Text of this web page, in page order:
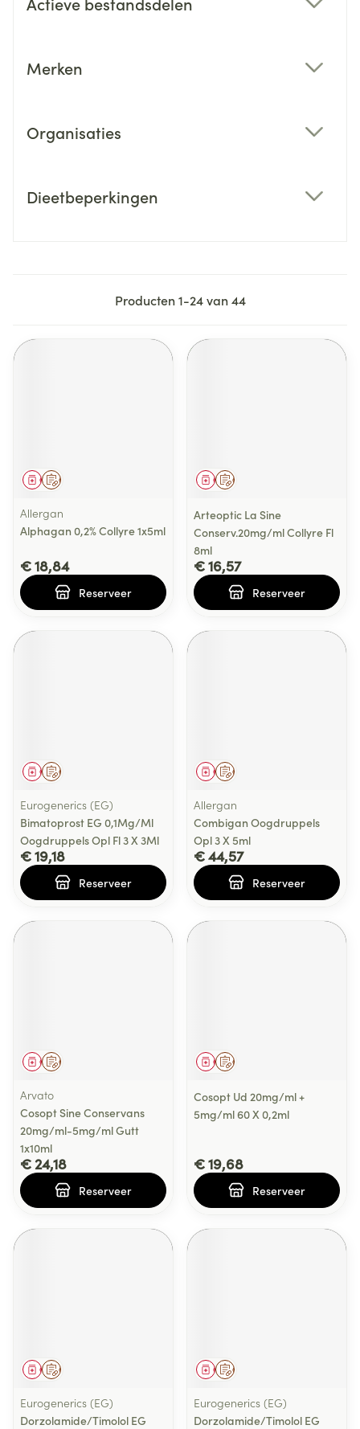
Merken
Organisaties
Dieetbeperkingen
Producten1-24van44
Op voorschrift
Geneesmiddel
Allergan
Alphagan 0,2% Collyre 1x5ml
€ 18,84
Reserveer
Op voorschrift
Geneesmiddel
Arteoptic La Sine
Conserv.20mg/ml Collyre Fl
8ml
€ 16,57
Reserveer
Op voorschrift
Geneesmiddel
Eurogenerics (EG)
Bimatoprost EG 0,1Mg/Ml
Oogdruppels Opl Fl 3 X 3Ml
€ 19,18
Reserveer
Op voorschrift
Geneesmiddel
Allergan
Combigan Oogdruppels
Opl 3 X 5ml
€ 44,57
Reserveer
Op voorschrift
Geneesmiddel
Arvato
Cosopt Sine Conservans
20mg/ml-5mg/ml Gutt
1x10ml
€ 24,18
Reserveer
Op voorschrift
Geneesmiddel
Cosopt Ud 20mg/ml +
5mg/ml 60 X 0,2ml
€ 19,68
Reserveer
Op voorschrift
Geneesmiddel
Eurogenerics (EG)
Dorzolamide/Timolol EG
Op voorschrift
Geneesmiddel
Eurogenerics (EG)
Dorzolamide/Timolol EG